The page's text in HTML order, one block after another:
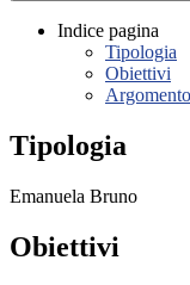
Indice pagina
Tipologia
Obiettivi
Argomento
Tipologia
Emanuela Bruno
Obiettivi